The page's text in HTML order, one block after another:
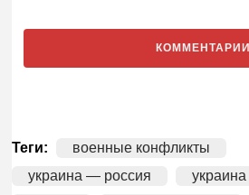
КОММЕНТАРИИ
Теги:
военные конфликты
украина — россия
украина